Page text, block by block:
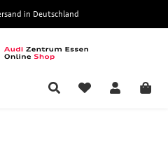
in Deutschland